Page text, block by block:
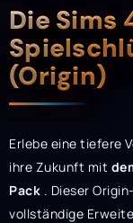
Die Sims
(Origin)
Erlebe eine tiefere
ihre Zukunft mit
Pack . Dieser
vollständige